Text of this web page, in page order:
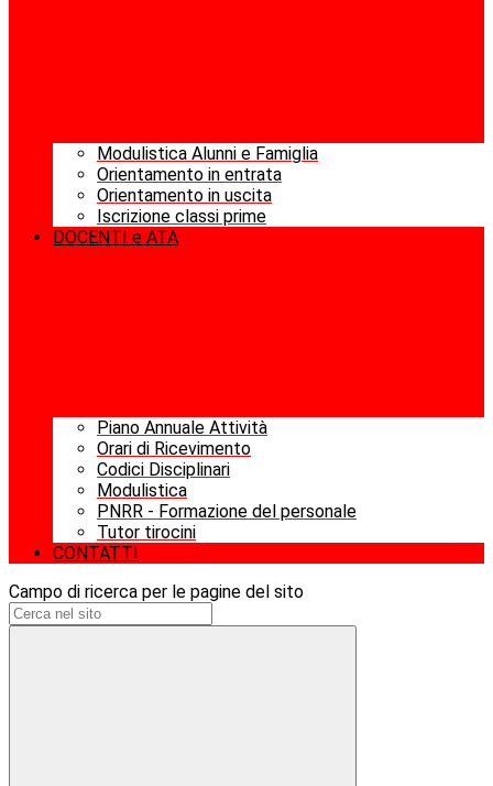
Modulistica Alunni e Famiglia
Orientamento in entrata
Orientamento in uscita
Iscrizione classi prime
DOCENTI e ATA
Piano Annuale Attività
Orari di Ricevimento
Codici Disciplinari
Modulistica
PNRR - Formazione del personale
Tutor tirocini
CONTATTI
Campo di ricerca per le pagine del sito